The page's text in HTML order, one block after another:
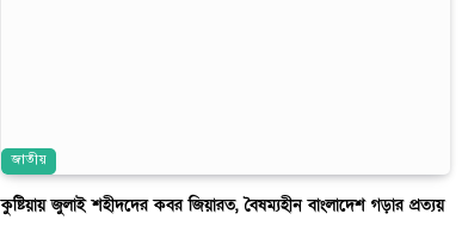
জাতীয়
কুষ্টিয়ায় জুলাই শহীদদের কবর জিয়ারত, বৈষম্যহীন বাংলাদেশ গড়ার প্রত্যয়